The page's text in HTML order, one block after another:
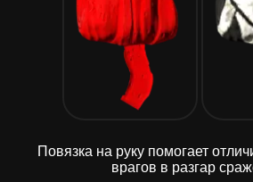
Повязка на руку помогает
врагов в разгар